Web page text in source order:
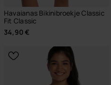
Havaianas Bikinibroekje Classic
Fit Classic
34,90 €